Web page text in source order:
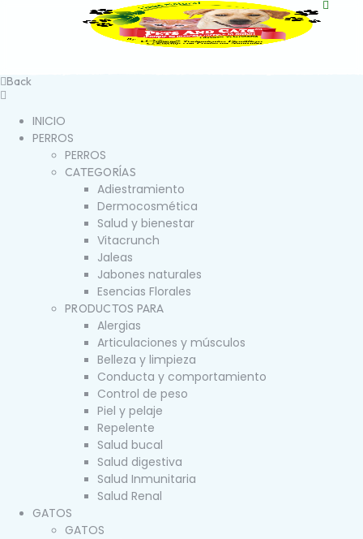
Back
INICIO
PERROS
PERROS
CATEGORÍAS
Adiestramiento
Dermocosmética
Salud y bienestar
Vitacrunch
Jaleas
Jabones naturales
Esencias Florales
PRODUCTOS PARA
Alergias
Articulaciones y músculos
Belleza y limpieza
Conducta y comportamiento
Control de peso
Piel y pelaje
Repelente
Salud bucal
Salud digestiva
Salud Inmunitaria
Salud Renal
GATOS
GATOS